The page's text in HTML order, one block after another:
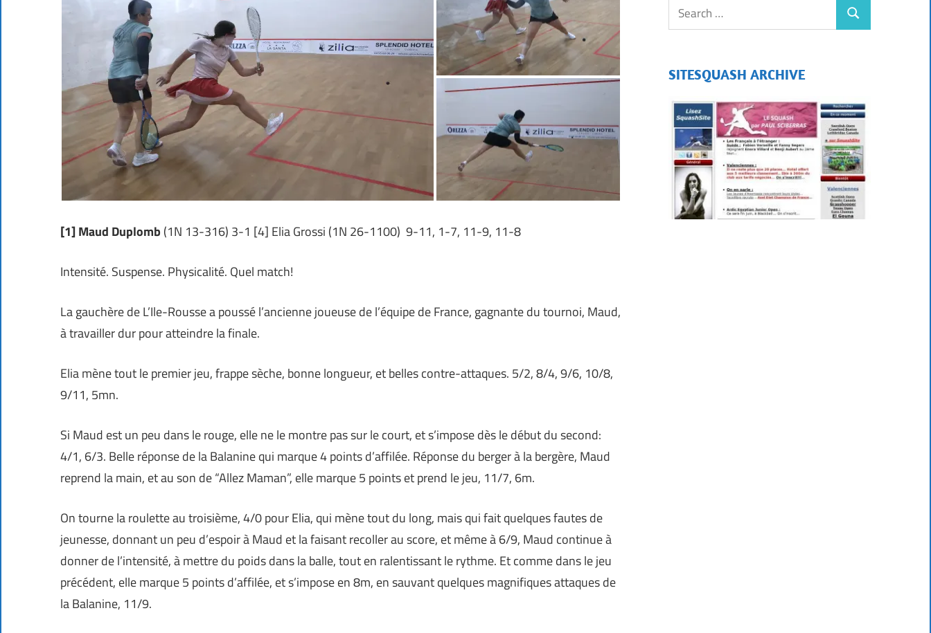
[1] Maud Duplomb (1N 13-316) 3-1 [4] Elia Grossi (1N 26-1100) 9-11, 1-7, 11-9, 11-8
Intensité. Suspense. Physicalité. Quel match!
La gauchère de L’Ile-Rousse a poussé l’ancienne joueuse de l’équipe de France, gagnante du tournoi, Maud,
à travailler dur pour atteindre la finale.
Elia mène tout le premier jeu, frappe sèche, bonne longueur, et belles contre-attaques. 5/2, 8/4, 9/6, 10/8,
9/11, 5mn.
Si Maud est un peu dans le rouge, elle ne le montre pas sur le court, et s’impose dès le début du second:
4/1, 6/3. Belle réponse de la Balanine qui marque 4 points d’affilée. Réponse du berger à la bergère, Maud
reprend la main, et au son de “Allez Maman”, elle marque 5 points et prend le jeu, 11/7, 6m.
On tourne la roulette au troisième, 4/0 pour Elia, qui mène tout du long, mais qui fait quelques fautes de
jeunesse, donnant un peu d’espoir à Maud et la faisant recoller au score, et même à 6/9, Maud continue à
donner de l’intensité, à mettre du poids dans la balle, tout en ralentissant le rythme. Et comme dans le jeu
précédent, elle marque 5 points d’affilée, et s’impose en 8m, en sauvant quelques magnifiques attaques de
la Balanine, 11/9.
SITESQUASH ARCHIVE